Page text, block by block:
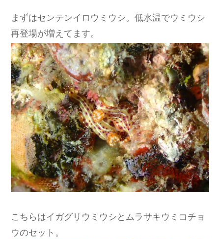
まずはセンテンイロウミウシ。低水温でウミウシ
再登場が増えてます。
こちらはイガグリウミウシとムラサキウミコチョ
ウのセット。